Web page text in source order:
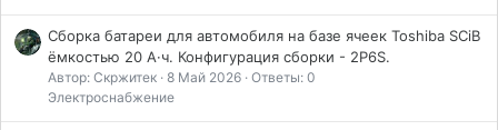
Сборка батареи для автомобиля на базе ячеек Toshiba SCiB
ёмкостью 20 А·ч. Конфигурация сборки - 2P6S.
Автор: Скржитек 8 Май 2026 Ответы: 0
Электроснабжение